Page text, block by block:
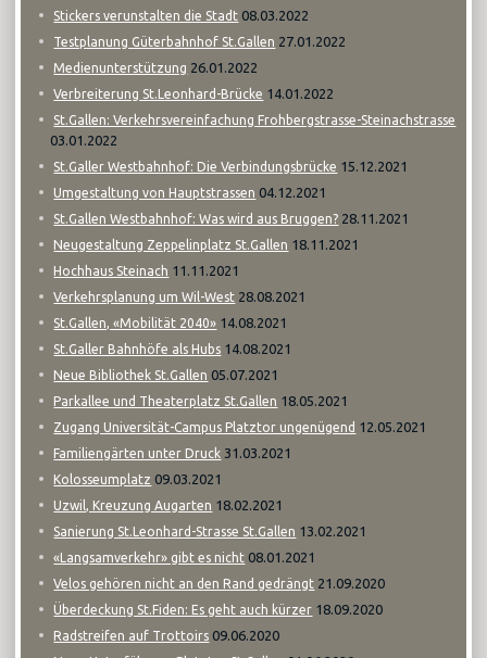
Stickers verunstalten die Stadt 08.03.2022
Testplanung Güterbahnhof St.Gallen 27.01.2022
Medienunterstützung 26.01.2022
Verbreiterung St.Leonhard-Brücke 14.01.2022
St.Gallen: Verkehrsvereinfachung Frohbergstrasse-Steinachstrasse
03.01.2022
St.Galler Westbahnhof: Die Verbindungsbrücke 15.12.2021
Umgestaltung von Hauptstrassen 04.12.2021
St.Gallen Westbahnhof: Was wird aus Bruggen? 28.11.2021
Neugestaltung Zeppelinplatz St.Gallen 18.11.2021
Hochhaus Steinach 11.11.2021
Verkehrsplanung um Wil-West 28.08.2021
St.Gallen, «Mobilität 2040» 14.08.2021
St.Galler Bahnhöfe als Hubs 14.08.2021
Neue Bibliothek St.Gallen 05.07.2021
Parkallee und Theaterplatz St.Gallen 18.05.2021
Zugang Universität-Campus Platztor ungenügend 12.05.2021
Familiengärten unter Druck 31.03.2021
Kolosseumplatz 09.03.2021
Uzwil, Kreuzung Augarten 18.02.2021
Sanierung St.Leonhard-Strasse St.Gallen 13.02.2021
«Langsamverkehr» gibt es nicht 08.01.2021
Velos gehören nicht an den Rand gedrängt 21.09.2020
Überdeckung St.Fiden: Es geht auch kürzer 18.09.2020
Radstreifen auf Trottoirs 09.06.2020